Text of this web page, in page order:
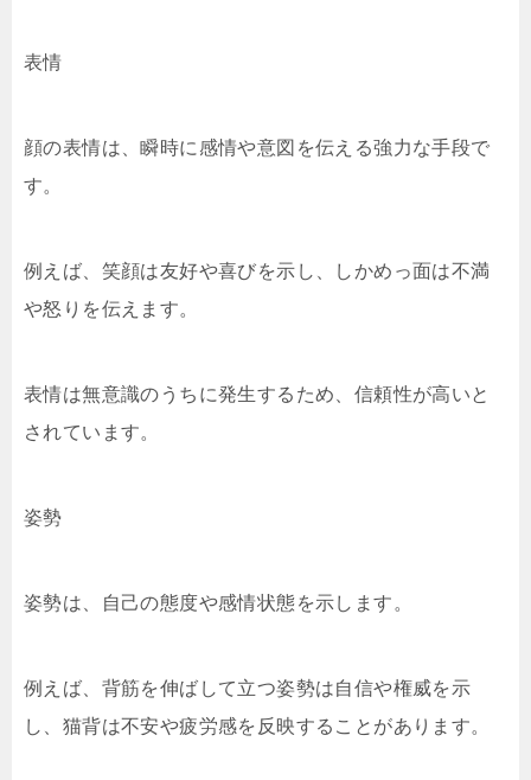
表情
顔の表情は、瞬時に感情や意図を伝える強力な手段で
す。
例えば、笑顔は友好や喜びを示し、しかめっ面は不満
や怒りを伝えます。
表情は無意識のうちに発生するため、信頼性が高いと
されています。
姿勢
姿勢は、自己の態度や感情状態を示します。
例えば、背筋を伸ばして立つ姿勢は自信や権威を示
し、猫背は不安や疲労感を反映することがあります。